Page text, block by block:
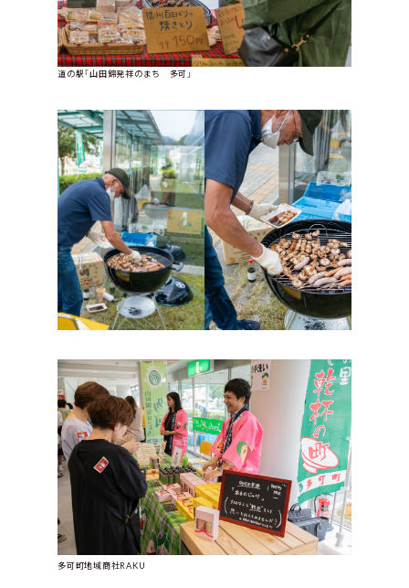
道の駅「山田錦発祥のまち 多可」
多可町地域商社RAKU